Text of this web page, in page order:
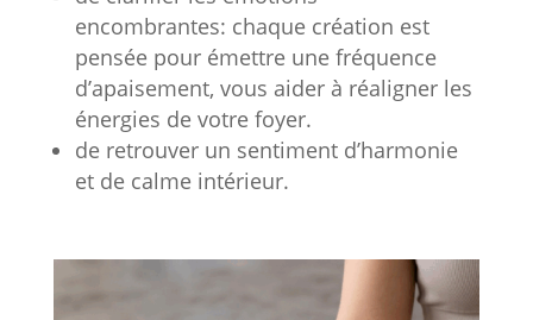
encombrantes: chaque création est
pensée pour émettre une fréquence
d’apaisement, vous aider à réaligner les
énergies de votre foyer.
de retrouver un sentiment d’harmonie
et de calme intérieur.